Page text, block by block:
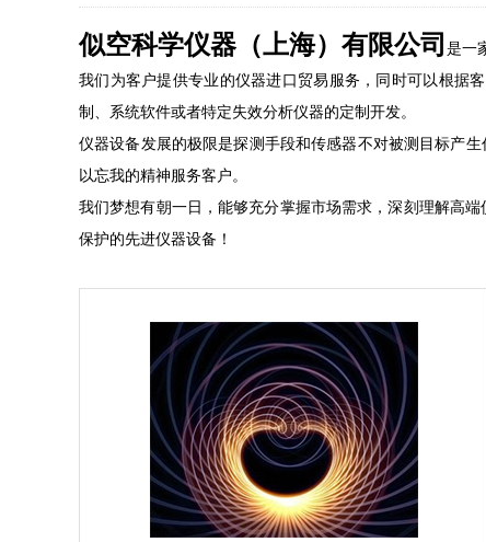
似空科学仪器（上海）有限公司 是一
我们为客户提供专业的仪器进口贸易服务，同时可以根据
制、系统软件或者特定失效分析仪器的定制开发。
仪器设备发展的极限是探测手段和传感器不对被测目标产
以忘我的精神服务客户。
我们梦想有朝一日，能够充分掌握市场需求，深刻理解高
保护的先进仪器设备！